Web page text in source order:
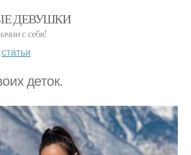
ДЕВУШКИ
с себя!
статьи
деток.